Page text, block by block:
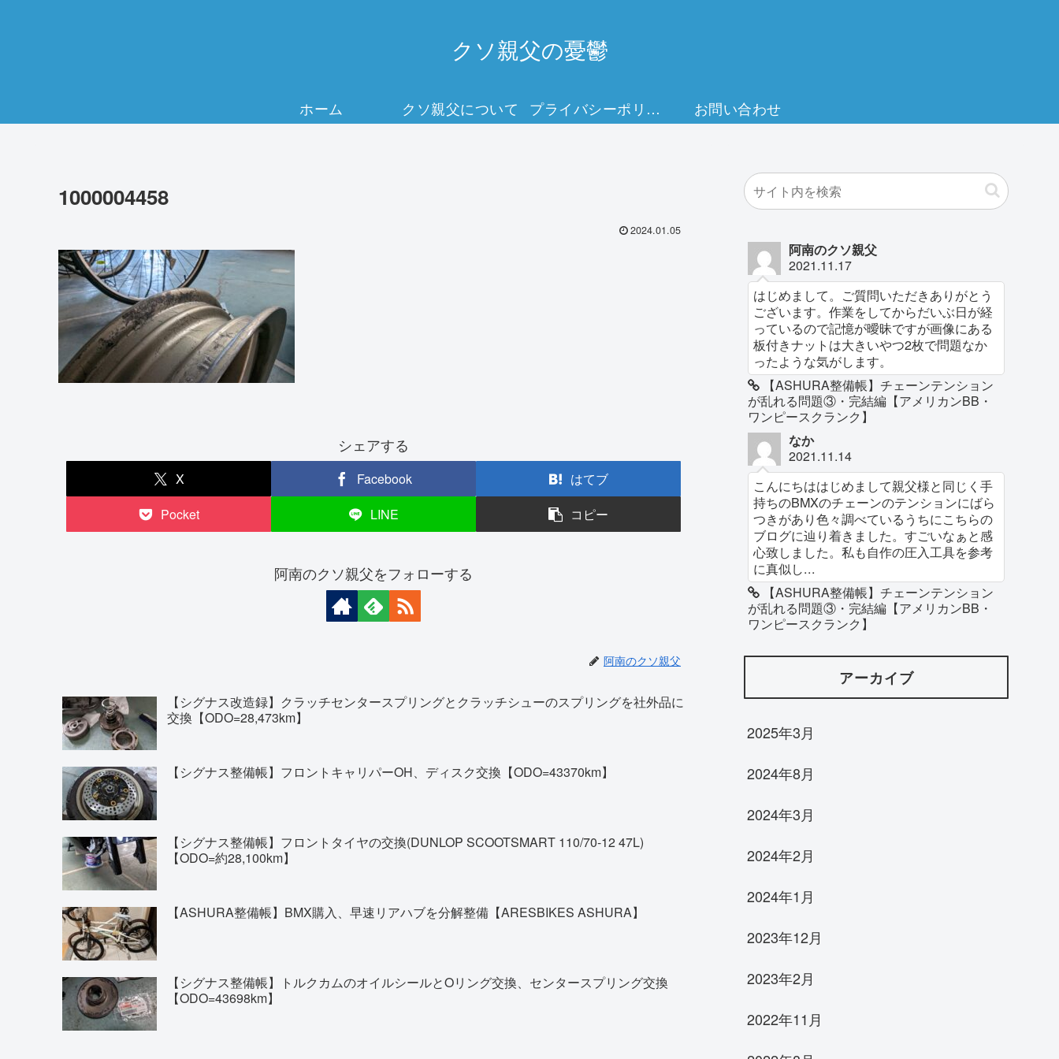
クソ親父の憂鬱
ホーム クソ親父について プライバシーポリシー お問い合わせ
1000004458
2024.01.05
シェアする
X Facebook
はてブ
Pocket
LINE コピー
阿南のクソ親父をフォローする
阿南のクソ親父
【シグナス改造録】クラッチセンタースプリングとクラッチシューのスプリングを社外品に
交換【ODO=28,473km】
【シグナス整備帳】フロントキャリパーOH、ディスク交換【ODO=43370km】
【シグナス整備帳】フロントタイヤの交換(DUNLOP SCOOTSMART 110/70-12 47L)
【ODO=約28,100km】
【ASHURA整備帳】BMX購入、早速リアハブを分解整備【ARESBIKES ASHURA】
【シグナス整備帳】トルクカムのオイルシールとOリング交換、センタースプリング交換
【ODO=43698km】
阿南のクソ親父
2021.11.17
はじめまして。ご質問いただきありがとう
ございます。作業をしてからだいぶ日が経
っているので記憶が曖昧ですが画像にある
板付きナットは大きいやつ2枚で問題なか
ったような気がします。
【ASHURA整備帳】チェーンテンション
が乱れる問題③・完結編【アメリカンBB・
ワンピースクランク】
なか
2021.11.14
こんにちははじめまして親父様と同じく手
持ちのBMXのチェーンのテンションにばら
つきがあり色々調べているうちにこちらの
ブログに辿り着きました。すごいなぁと感
心致しました。私も自作の圧入工具を参考
に真似し...
【ASHURA整備帳】チェーンテンション
が乱れる問題③・完結編【アメリカンBB・
ワンピースクランク】
アーカイブ
2025年3月
2024年8月
2024年3月
2024年2月
2024年1月
2023年12月
2023年2月
2022年11月